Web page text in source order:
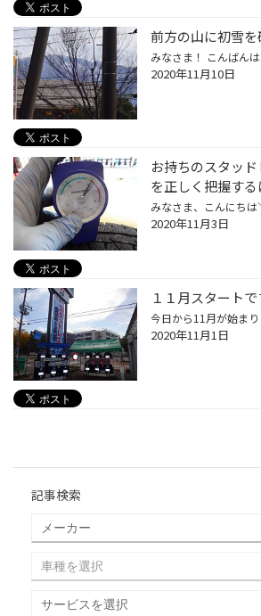
前方の山に初雪を
2020年11月10日
お持ちのスタッ
を正しく把握する
2020年11月3日
１１月スタートで
2020年11月1日
記事検索